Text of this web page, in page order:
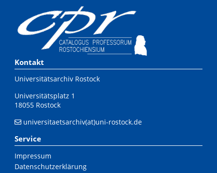
Kontakt
Universitätsarchiv Rostock
Universitätsplatz 1
18055 Rostock
universitaetsarchiv(at)uni-rostock.de
Service
Impressum
Datenschutzerklärung